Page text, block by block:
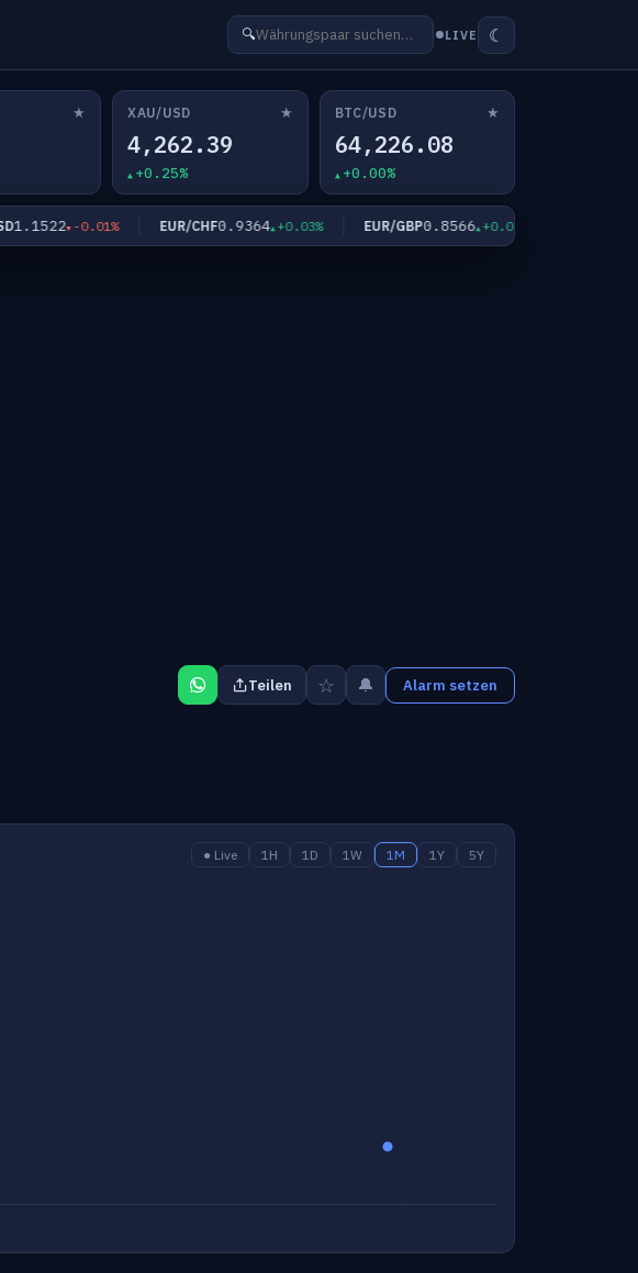
🔍 LIVE ☾
★ XAU/USD ★
4,262.39
+0.25%
BTC/USD ★
64,226.08
+0.00%
-0.01% EUR/CHF0.9364 +0.03% EUR/GBP0.8566 +0.02%
Teilen ☆ 🔔 Alarm setzen
● Live 1H 1D 1W 1M 1Y 5Y